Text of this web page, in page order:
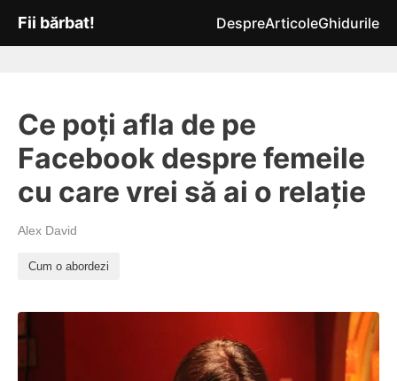
Fii bărbat! DespreArticoleGhidurile
Ce poți afla de pe
Facebook despre femeile
cu care vrei să ai o relație
Alex David
Cum o abordezi